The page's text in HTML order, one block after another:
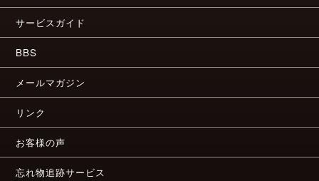
サービスガイド
BBS
メールマガジン
リンク
お客様の声
忘れ物追跡サービス